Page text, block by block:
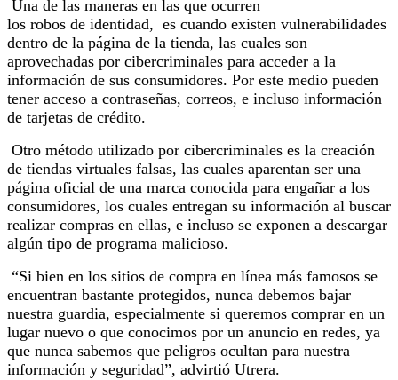
Una de las maneras en las que ocurren
los robos de identidad, es cuando existen vulnerabilidades
dentro de la página de la tienda, las cuales son
aprovechadas por cibercriminales para acceder a la
información de sus consumidores. Por este medio pueden
tener acceso a contraseñas, correos, e incluso información
de tarjetas de crédito.
Otro método utilizado por cibercriminales es la creación
de tiendas virtuales falsas, las cuales aparentan ser una
página oficial de una marca conocida para engañar a los
consumidores, los cuales entregan su información al buscar
realizar compras en ellas, e incluso se exponen a descargar
algún tipo de programa malicioso.
“Si bien en los sitios de compra en línea más famosos se
encuentran bastante protegidos, nunca debemos bajar
nuestra guardia, especialmente si queremos comprar en un
lugar nuevo o que conocimos por un anuncio en redes, ya
que nunca sabemos que peligros ocultan para nuestra
información y seguridad”, advirtió Utrera.